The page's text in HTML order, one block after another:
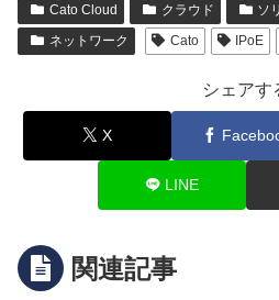
Cato Cloud クラウド
ソ
ネットワーク
Cato IPoE
シェアす
X
LINE
関連記事